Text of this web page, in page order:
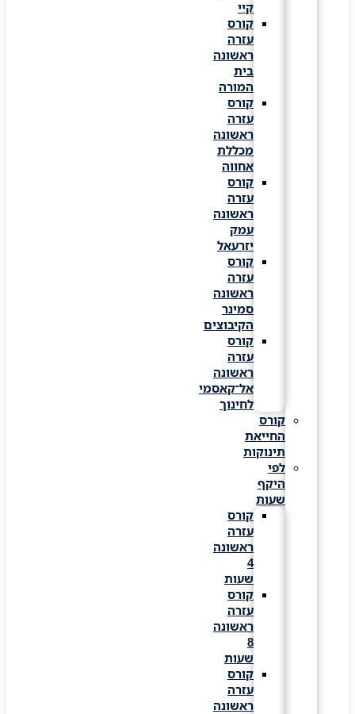
קורס
עזרה
ראשונה
המורה
קורס
עזרה
ראשונה
מכללת
אחווה
קורס
עזרה
ראשונה
יזרעאל
קורס
עזרה
ראשונה
סמינר
הקיבוצים
קורס
עזרה
ראשונה
אל־קאסמי
לחינוך
קורס
החייאת
תינוקות
לפי
היקף
שעות
קורס
עזרה
ראשונה
שעות
קורס
עזרה
ראשונה
שעות
קורס
עזרה
ראשונה